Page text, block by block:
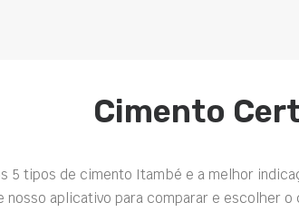
Cimento
5 tipos de cimento Itambé e a melhor
nosso aplicativo para comparar e escolher